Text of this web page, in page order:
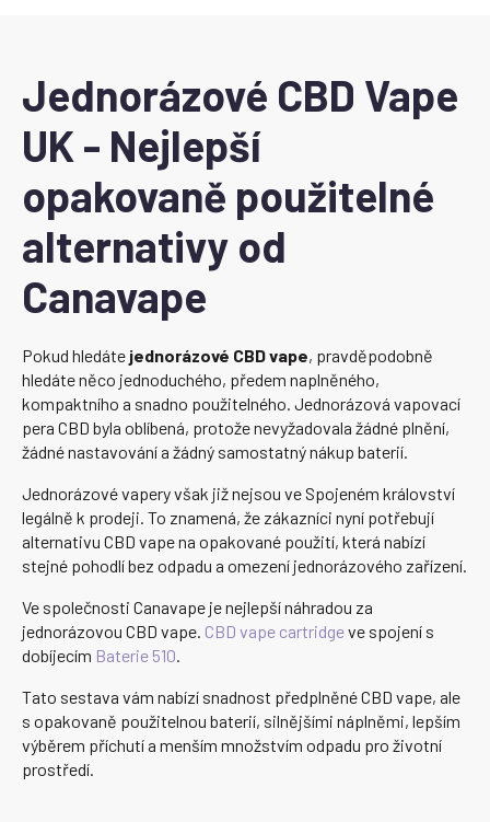
Jednorázové CBD Vape
UK - Nejlepší
opakovaně použitelné
alternativy od
Canavape
Pokud hledáte jednorázové CBD vape, pravděpodobně
hledáte něco jednoduchého, předem naplněného,
kompaktního a snadno použitelného. Jednorázová vapovací
pera CBD byla oblíbená, protože nevyžadovala žádné plnění,
žádné nastavování a žádný samostatný nákup baterií.
Jednorázové vapery však již nejsou ve Spojeném království
legálně k prodeji. To znamená, že zákazníci nyní potřebují
alternativu CBD vape na opakované použití, která nabízí
stejné pohodlí bez odpadu a omezení jednorázového zařízení.
Ve společnosti Canavape je nejlepší náhradou za
jednorázovou CBD vape. CBD vape cartridgeve spojení s
dobíjecím Baterie 510.
Tato sestava vám nabízí snadnost předplněné CBD vape, ale
s opakovaně použitelnou baterií, silnějšími náplněmi, lepším
výběrem příchutí a menším množstvím odpadu pro životní
prostředí.